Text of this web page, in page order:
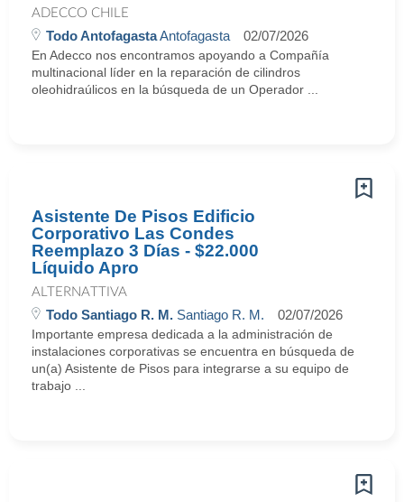
ADECCO CHILE
Todo AntofagastaAntofagasta 02/07/2026
En Adecco nos encontramos apoyando a Compañía
multinacional líder en la reparación de cilindros
oleohidraúlicos en la búsqueda de un Operador ...
Asistente De Pisos Edificio
Corporativo Las Condes
Reemplazo 3 Días - $22.000
Líquido Apro
ALTERNATTIVA
Todo Santiago R. M. Santiago R. M. 02/07/2026
Importante empresa dedicada a la administración de
instalaciones corporativas se encuentra en búsqueda de
un(a) Asistente de Pisos para integrarse a su equipo de
trabajo ...